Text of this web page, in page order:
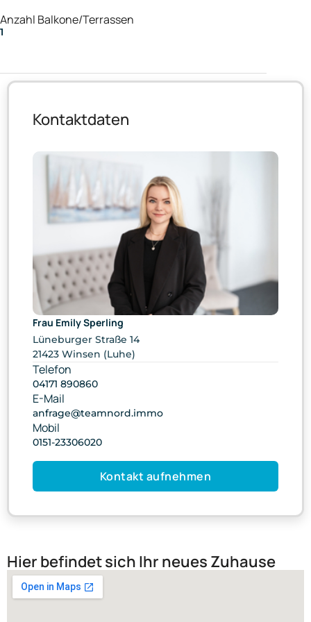
Anzahl Balkone/Terrassen
1
Kontaktdaten
Frau Emily Sperling
Lüneburger Straße 14
21423 Winsen (Luhe)
Telefon
04171 890860
E-Mail
anfrage@teamnord.immo
Mobil
0151-23306020
Kontakt aufnehmen
Hier befindet sich Ihr neues Zuhause